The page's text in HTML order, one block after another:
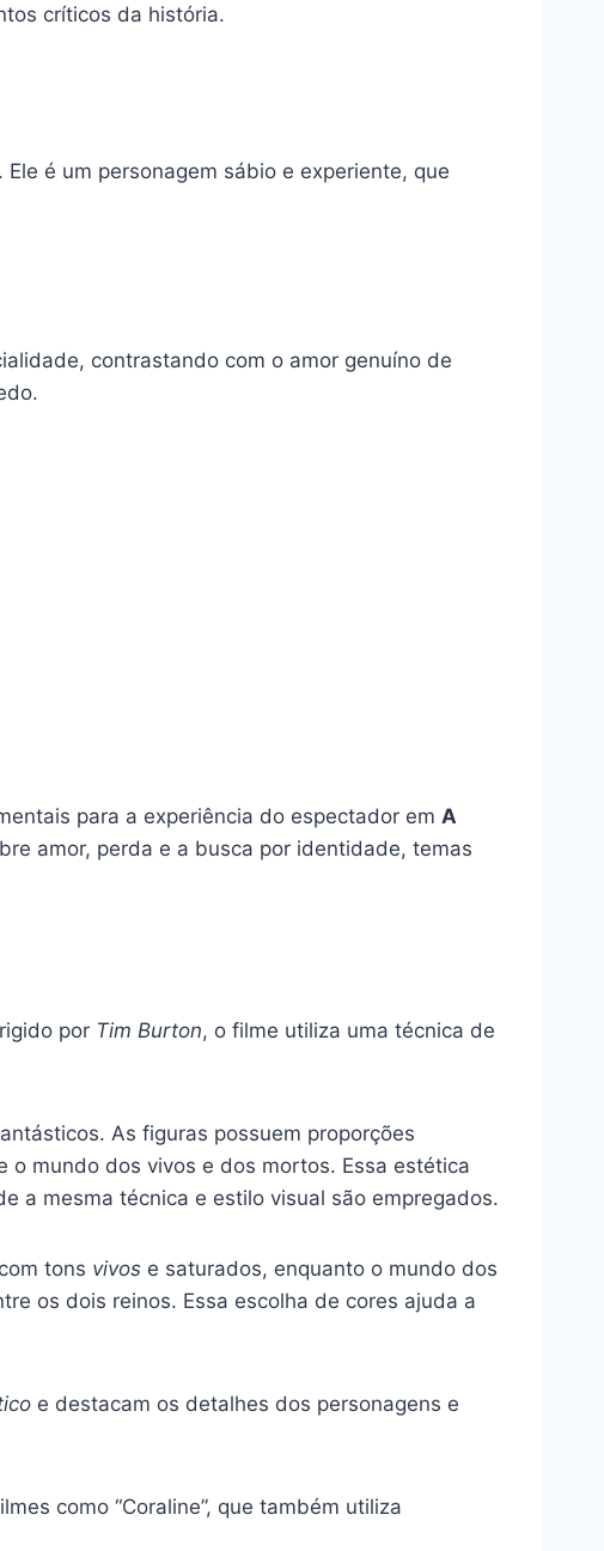
críticos da história.
é um personagem sábio e experiente, que
contrastando com o amor genuíno de
para a experiência do espectador em A
amor, perda e a busca por identidade, temas
por Tim Burton, o filme utiliza uma técnica de
As figuras possuem proporções
mundo dos vivos e dos mortos. Essa estética
a mesma técnica e estilo visual são empregados.
tons vivos e saturados, enquanto o mundo dos
os dois reinos. Essa escolha de cores ajuda a
e destacam os detalhes dos personagens e
como “Coraline”, que também utiliza